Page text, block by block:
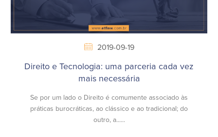
2019-09-19
Direito e Tecnologia: uma parceria cada vez
mais necessária
Se por um lado o Direito é comumente associado às
práticas burocráticas, ao clássico e ao tradicional; do
outro, a......